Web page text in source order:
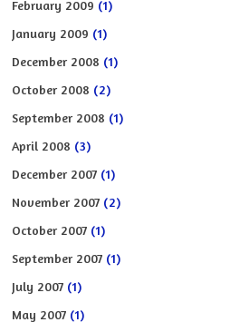
February 2009 (1)
January 2009 (1)
December 2008 (1)
October 2008 (2)
September 2008 (1)
April 2008 (3)
December 2007 (1)
November 2007 (2)
October 2007 (1)
September 2007 (1)
July 2007 (1)
May 2007 (1)